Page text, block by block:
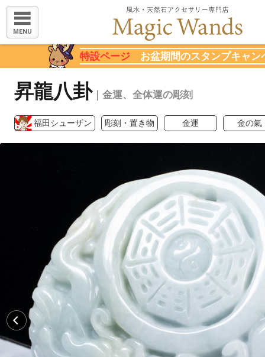
MENU
特設ページ お盆期間のスタンプキャン
昇龍八卦｜金運、全体運の彫刻
福田シューザン 彫刻・置き物 金運 金の氣